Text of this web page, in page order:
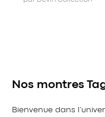
Nos montres
Bienvenue dans